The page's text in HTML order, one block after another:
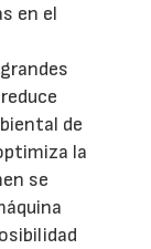
en el
de
la
se